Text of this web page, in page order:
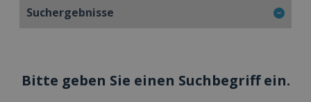
Suchergebnisse
Bitte geben Sie einen Suchbegriff ein.